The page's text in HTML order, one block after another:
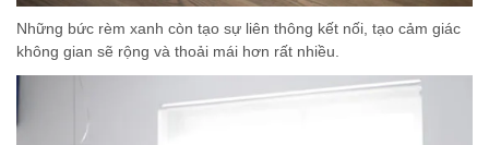
Những bức rèm xanh còn tạo sự liên thông kết nối, tạo cảm giác
không gian sẽ rộng và thoải mái hơn rất nhiều.